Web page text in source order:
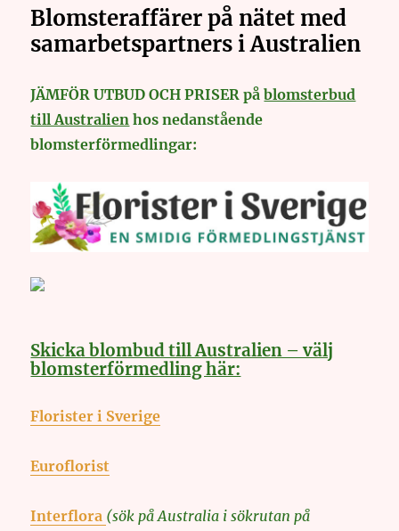
Blomsteraffärer på nätet med
samarbetspartners i Australien
JÄMFÖR UTBUD OCH PRISER påblomsterbud
till Australien hos nedanstående
blomsterförmedlingar:
Skicka blombud till Australien – välj
blomsterförmedling här:
Florister i Sverige
Euroflorist
Interflora (sök på Australia i sökrutan på